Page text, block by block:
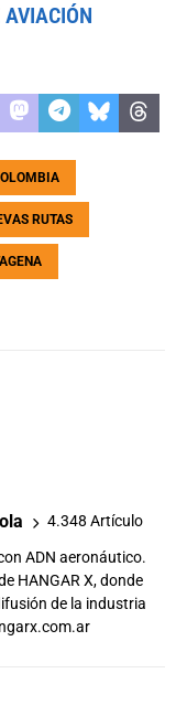
RUTAS
4.348 Artículo
ADN aeronáutico.
HANGAR X, donde
de la industria